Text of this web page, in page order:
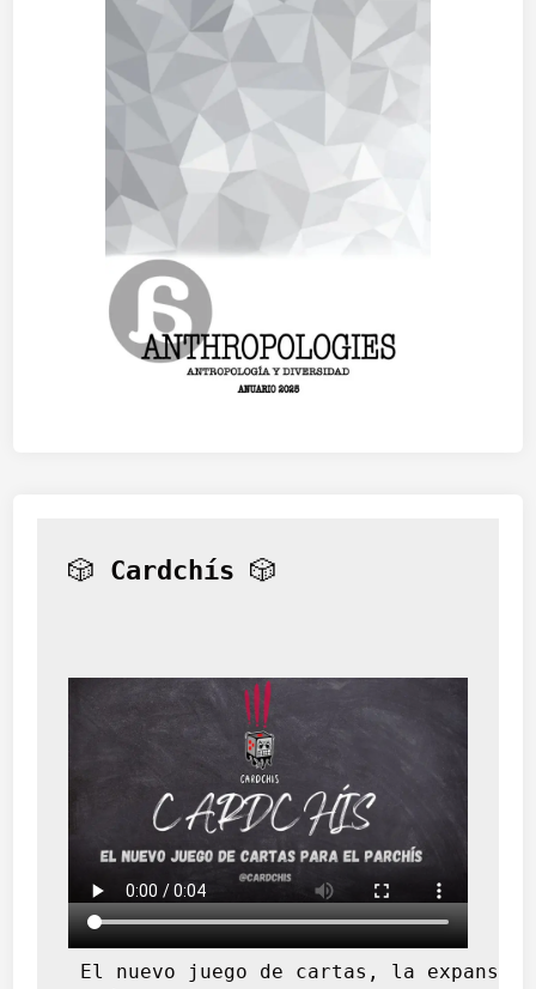
🎲 Cardchís 🎲
El nuevo juego de cartas, la